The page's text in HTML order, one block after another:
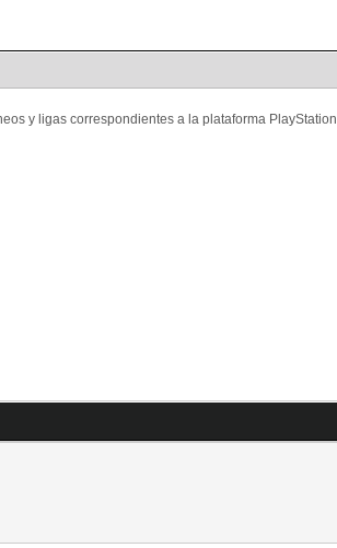
y ligas correspondientes a la plataforma PlayStation